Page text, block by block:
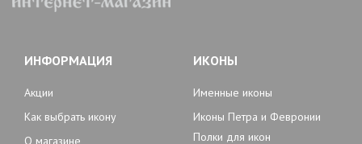
ИНФОРМАЦИЯ
Акции
Как выбрать икону
О магазине
ИКОНЫ
Именные иконы
Иконы Петра и Февронии
Полки для икон